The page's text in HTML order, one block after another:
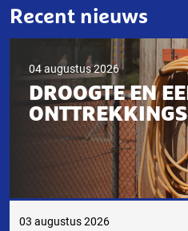
Recent nieuws
04 augustus 2026
DROOGTE EN
03 augustus 2026